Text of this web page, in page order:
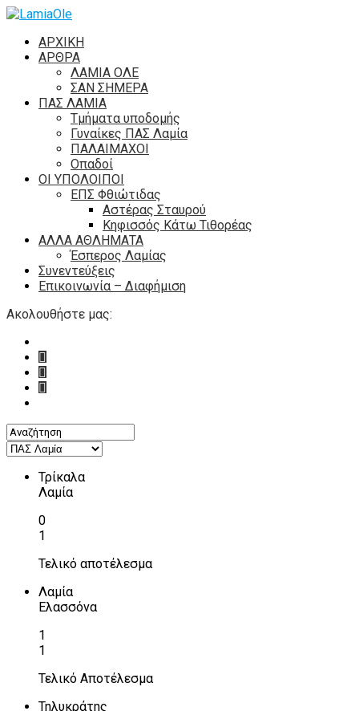
ΑΡΧΙΚΗ
ΑΡΘΡΑ
ΛΑΜΙΑ ΟΛΕ
ΣΑΝ ΣΗΜΕΡΑ
ΠΑΣ ΛΑΜΙΑ
Τμήματα υποδομής
Γυναίκες ΠΑΣ Λαμία
ΠΑΛΑΙΜΑΧΟΙ
Οπαδοί
ΟΙ ΥΠΟΛΟΙΠΟΙ
ΕΠΣ Φθιώτιδας
Αστέρας Σταυρού
Κηφισσός Κάτω Τιθορέας
ΑΛΛΑ ΑΘΛΗΜΑΤΑ
Έσπερος Λαμίας
Συνεντεύξεις
Επικοινωνία – Διαφήμιση
Ακολουθήστε μας:
Τρίκαλα
Λαμία
0
1
Τελικό αποτέλεσμα
Λαμία
Ελασσόνα
1
1
Τελικό Αποτέλεσμα
Τηλυκράτης